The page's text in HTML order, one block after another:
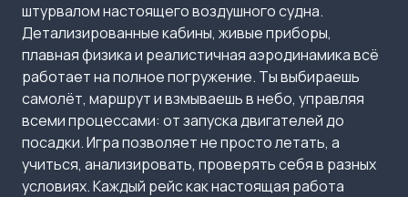
штурвалом настоящего воздушного судна.
Детализированные кабины, живые приборы,
плавная физика и реалистичная аэродинамика всё
работает на полное погружение. Ты выбираешь
самолёт, маршрут и взмываешь в небо, управляя
всеми процессами: от запуска двигателей до
посадки. Игра позволяет не просто летать, а
учиться, анализировать, проверять себя в разных
условиях. Каждый рейс как настоящая работа